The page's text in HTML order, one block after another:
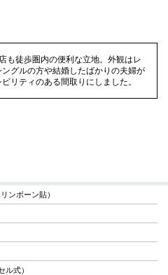
も徒歩圏内の便利な立地。外観はレ
グルの方や結婚したばかりの夫婦が
リティのある間取りにしました。
ンボーン貼）
ル式）